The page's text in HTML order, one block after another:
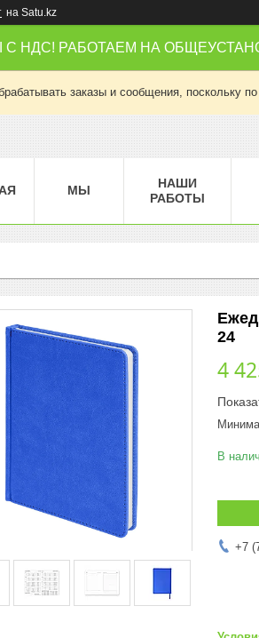
на Satu.kz
С НДС! РАБОТАЕМ НА
заказы и сообщения, поскольку
МЫ
НАШИ
РАБОТЫ
24
4
В
+7